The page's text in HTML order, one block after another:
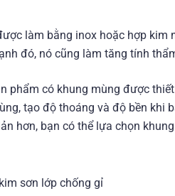
làm bằng inox hoặc hợp kim
đó, nó cũng làm tăng tính
phẩm có khung mùng được
tạo độ thoáng và độ bền khi
hơn, bạn có thể lựa chọn
sơn lớp chống gỉ